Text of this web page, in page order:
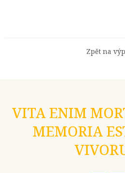
Zpět na
VITA ENIM
MEMORIA